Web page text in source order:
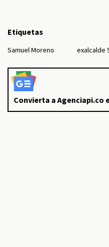
Etiquetas
Samuel Moreno exalcalde
Convierta a Agenciapi.co